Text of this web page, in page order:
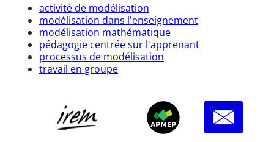
activité de modélisation
modélisation dans l'enseignement
modélisation mathématique
pédagogie centrée sur l'apprenant
processus de modélisation
travail en groupe